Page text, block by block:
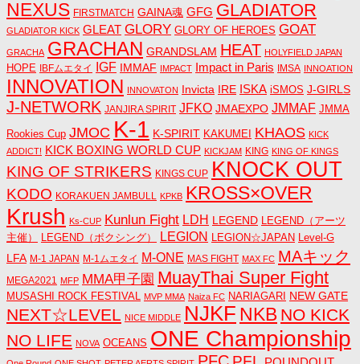
NEXUS FIRSTMATCH GAINA魂 GFG GLADIATOR
GLADIATOR KICK GLEAT GLORY GLORY OF HEROES GOAT
GRACHA GRACHAN GRANDSLAM HEAT HOLYFIELD JAPAN
HOPE IBFムエタイ IGF IMMAF IMPACT Impact in Paris IMSA INNOATION
INNOVATION INNOVATON Invicta IRE ISKA iSMOS J-GIRLS
J-NETWORK JANJIRA SPIRIT JFKO JMAEXPO JMMAF JMMA
Rookies Cup JMOC K-1 K-SPIRIT KAKUMEI KHAOS KICK
ADDICT! KICK BOXING WORLD CUP KICKJAM KING KING OF KINGS
KING OF STRIKERS KINGS CUP KNOCK OUT
KODO KORAKUEN JAMBULL KPKB KROSS×OVER
Krush Ks-CUP Kunlun Fight LDH LEGEND LEGEND（アーツ
主催）
LEGEND（ボクシング） LEGION LEGION☆JAPAN Level-G
LFA M-1 JAPAN M-1ムエタイ M-ONE MAS FIGHT MAX FC MAキック
MEGA2021 MFP MMA甲子園 MuayThai Super Fight
MUSASHI ROCK FESTIVAL MVP MMA Naiza FC NARIAGARI NEW GATE
NEXT☆LEVEL NICE MIDDLE NJKF NKB NO KICK
NO LIFE NOVA OCEANS ONE Championship